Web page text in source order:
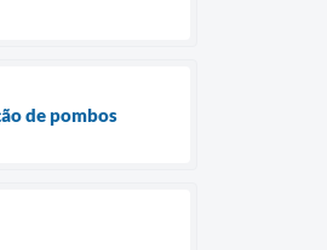
de pombos